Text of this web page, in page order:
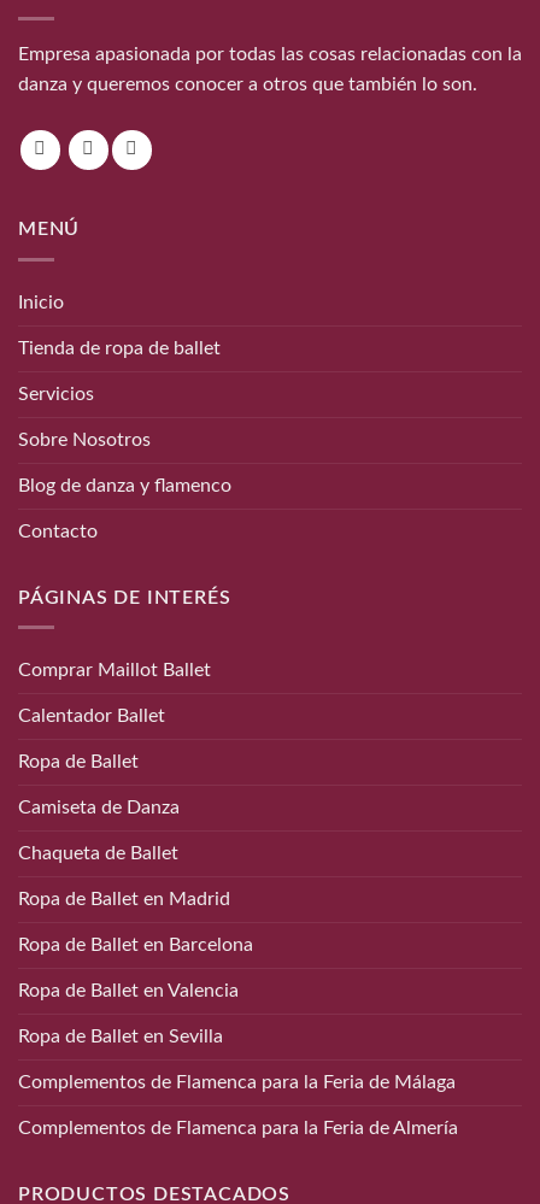
Empresa apasionada por todas las cosas relacionadas con la
danza y queremos conocer a otros que también lo son.
MENÚ
Inicio
Tienda de ropa de ballet
Servicios
Sobre Nosotros
Blog de danza y flamenco
Contacto
PÁGINAS DE INTERÉS
Comprar Maillot Ballet
Calentador Ballet
Ropa de Ballet
Camiseta de Danza
Chaqueta de Ballet
Ropa de Ballet en Madrid
Ropa de Ballet en Barcelona
Ropa de Ballet en Valencia
Ropa de Ballet en Sevilla
Complementos de Flamenca para la Feria de Málaga
Complementos de Flamenca para la Feria de Almería
PRODUCTOS DESTACADOS